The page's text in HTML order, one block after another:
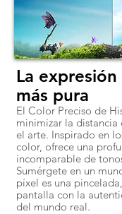
La
más pura
El Color Preciso de
minimizar la
el arte. Inspirado en
color, ofrece una
incomparable de
Sumérgete en un
píxel es una
pantalla con la
del mundo real.